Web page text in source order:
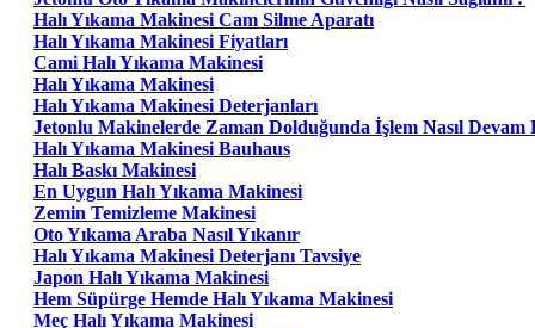
Halı Yıkama Makinesi Cam Silme Aparatı
Halı Yıkama Makinesi Fiyatları
Cami Halı Yıkama Makinesi
Halı Yıkama Makinesi
Halı Yıkama Makinesi Deterjanları
Jetonlu Makinelerde Zaman Dolduğunda İşlem Nasıl Devam
Halı Yıkama Makinesi Bauhaus
Halı Baskı Makinesi
En Uygun Halı Yıkama Makinesi
Zemin Temizleme Makinesi
Oto Yıkama Araba Nasıl Yıkanır
Halı Yıkama Makinesi Deterjanı Tavsiye
Japon Halı Yıkama Makinesi
Hem Süpürge Hemde Halı Yıkama Makinesi
Meç Halı Yıkama Makinesi